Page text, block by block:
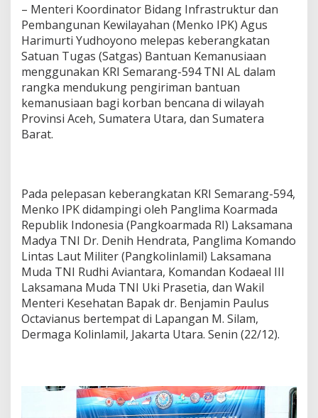
– Menteri Koordinator Bidang Infrastruktur dan
Pembangunan Kewilayahan (Menko IPK) Agus
Harimurti Yudhoyono melepas keberangkatan
Satuan Tugas (Satgas) Bantuan Kemanusiaan
menggunakan KRI Semarang-594 TNI AL dalam
rangka mendukung pengiriman bantuan
kemanusiaan bagi korban bencana di wilayah
Provinsi Aceh, Sumatera Utara, dan Sumatera
Barat.
Pada pelepasan keberangkatan KRI Semarang-594,
Menko IPK didampingi oleh Panglima Koarmada
Republik Indonesia (Pangkoarmada RI) Laksamana
Madya TNI Dr. Denih Hendrata, Panglima Komando
Lintas Laut Militer (Pangkolinlamil) Laksamana
Muda TNI Rudhi Aviantara, Komandan Kodaeal III
Laksamana Muda TNI Uki Prasetia, dan Wakil
Menteri Kesehatan Bapak dr. Benjamin Paulus
Octavianus bertempat di Lapangan M. Silam,
Dermaga Kolinlamil, Jakarta Utara. Senin (22/12).